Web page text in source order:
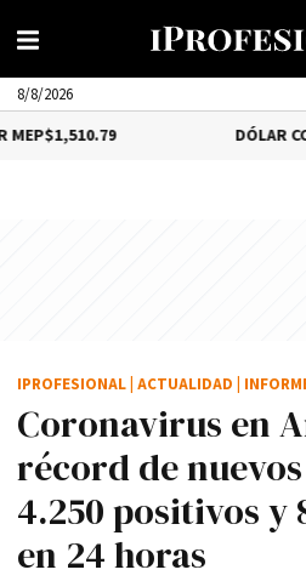
8/8/2026
$1,559.41
Coronavirus en
récord de
4.250 positivos y
en 24 horas
IPROFESIONAL ACTUALIDAD